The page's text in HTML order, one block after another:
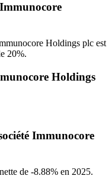
Holdings plc est
20%.
Holdings
Immunocore
de -8.88% en 2025.